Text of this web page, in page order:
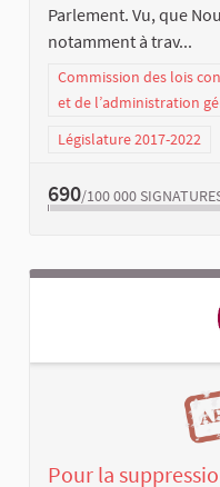
Parlement. Vu, que
notamment à trav...
Commission des lois
et de l’administration
Législature 2017-2022
690/100 000
Pour la